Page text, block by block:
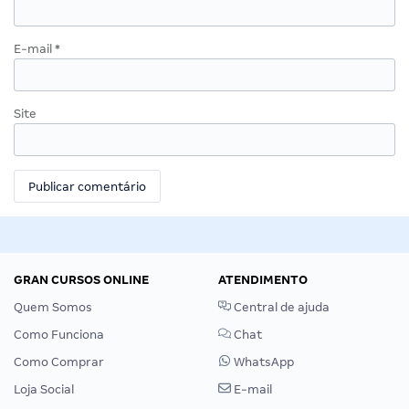
E-mail *
Site
GRAN CURSOS ONLINE
Quem Somos
Como Funciona
Como Comprar
Loja Social
ATENDIMENTO
Central de ajuda
Chat
WhatsApp
E-mail